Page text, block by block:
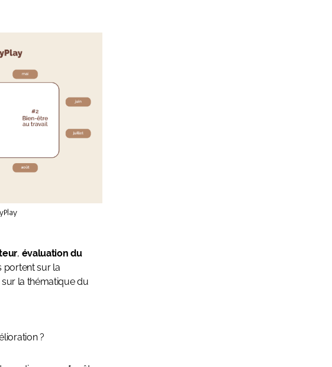
, évaluation du
portent sur la
la thématique du
?